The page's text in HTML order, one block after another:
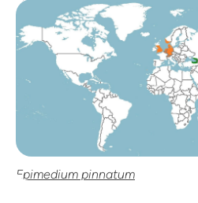
Epimedium pinnatum